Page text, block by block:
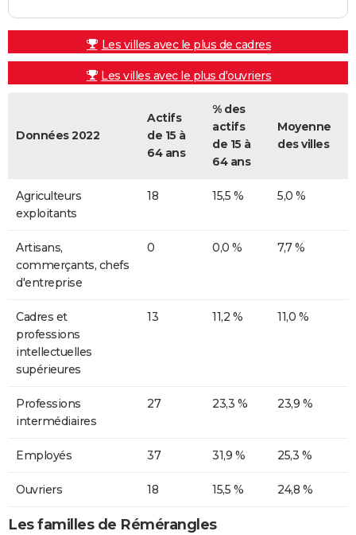
Les villes avec le plus de cadres
Les villes avec le plus d'ouvriers
Données 2022
Actifs
de 15 à
64 ans
% des
actifs
de 15 à
64 ans
Moyenne
des villes
Agriculteurs
exploitants
18 15,5 % 5,0 %
Artisans,
commerçants, chefs
d'entreprise
0 0,0 % 7,7 %
Cadres et
professions
intellectuelles
supérieures
13 11,2 % 11,0 %
Professions
intermédiaires
27 23,3 % 23,9 %
Employés 37 31,9 % 25,3 %
Ouvriers 18 15,5 % 24,8 %
Les familles de Rémérangles